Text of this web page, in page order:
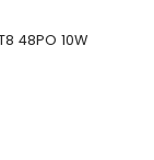
48PO 10W